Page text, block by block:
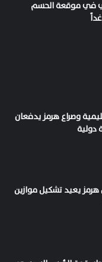
في موقعة الحسم
وصراع هرمز يدفعان
دولية
يعيد تشكيل موازين